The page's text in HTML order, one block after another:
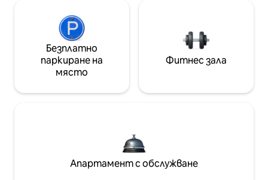
Безплатно
паркиране на
място
Фитнес зала
Апартамент с обслужване